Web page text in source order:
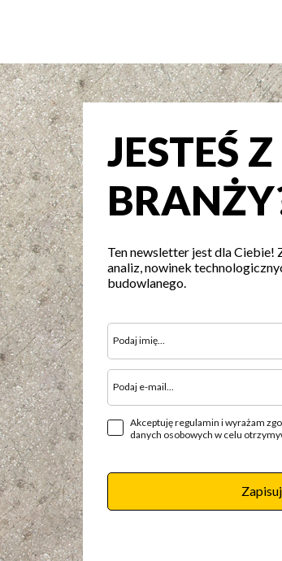
JESTEŚ Z
Ten newsletter jest dla Ciebie!
analiz, nowinek
budowlanego.
Akceptuję regulamin i wyrażam
danych osobowych w celu